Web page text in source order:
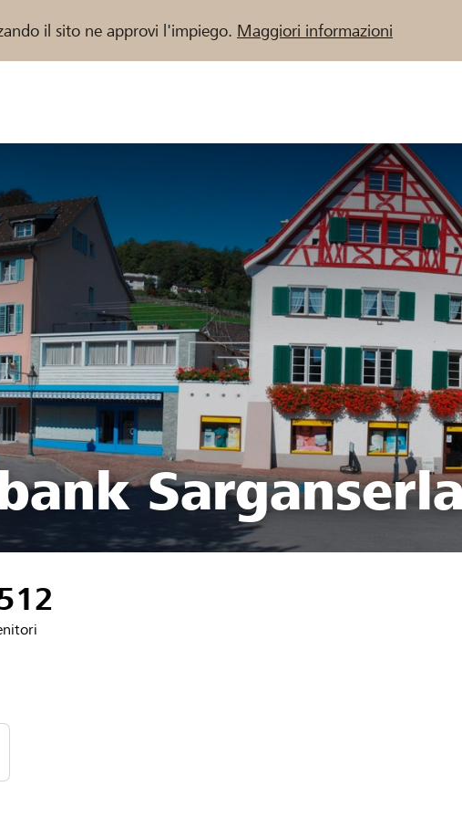
il sito ne approvi l'impiego. Maggiori informazioni